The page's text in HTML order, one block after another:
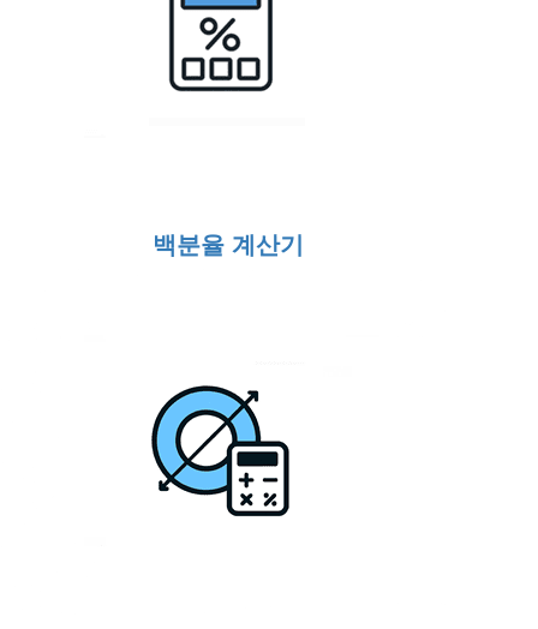
백분율 계산기